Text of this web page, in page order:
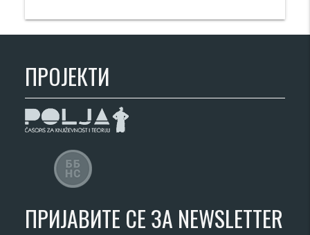
ПРОЈЕКТИ
ПРИЈАВИТЕ СЕ ЗА NEWSLETTER